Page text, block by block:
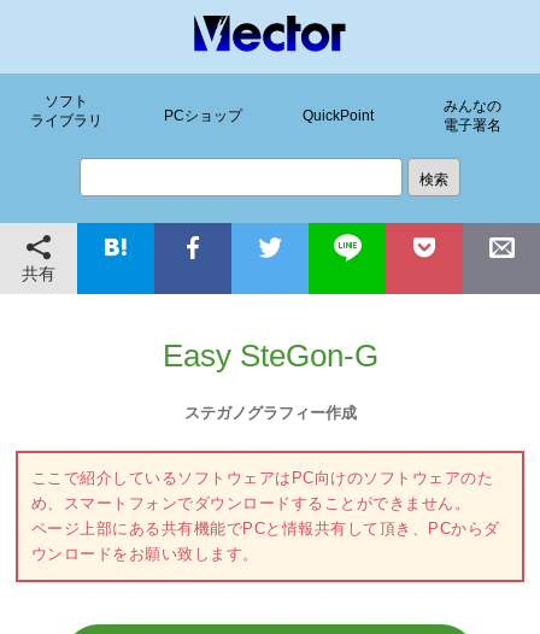
ソフト
ライブラリ
PCショップ QuickPoint
みんなの
電子署名
共有
Easy SteGon-G
ステガノグラフィー作成
ここで紹介しているソフトウェアはPC向けのソフトウェアのた
め、スマートフォンでダウンロードすることができません。
ページ上部にある共有機能でPCと情報共有して頂き、PCからダ
ウンロードをお願い致します。